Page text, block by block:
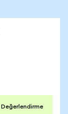
Değerlendirme